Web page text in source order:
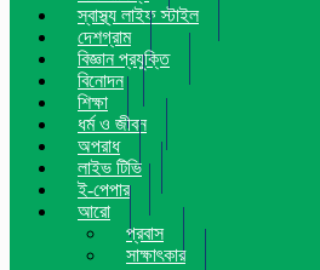
স্বাস্থ্য লাইফ স্টাইল
দেশগ্রাম
বিজ্ঞান প্রযুক্তি
বিনোদন
শিক্ষা
ধর্ম ও জীবন
অপরাধ
লাইভ টিভি
ই-পেপার
আরো
প্রবাস
সাক্ষাৎকার